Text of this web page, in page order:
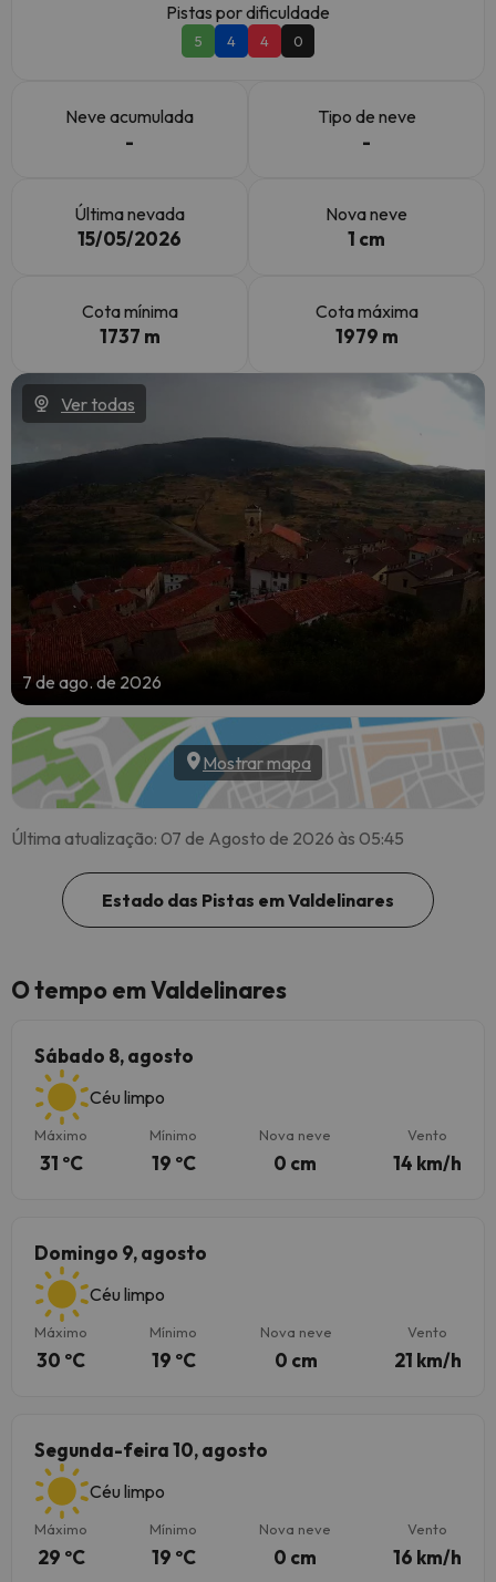
Pistas por dificuldade
5 4 4 0
Neve acumulada
-
Tipo de neve
-
Última nevada
15/05/2026
Nova neve
1 cm
Cota mínima
1737 m
Cota máxima
1979 m
Ver todas
7 de ago. de 2026
Mostrar mapa
Última atualização: 07 de Agosto de 2026 às 05:45
Estado das Pistas em Valdelinares
O tempo em Valdelinares
Sábado 8, agosto
Céu limpo
Máximo
31 ºC
Mínimo
19 ºC
Nova neve
0 cm
Vento
14 km/h
Domingo 9, agosto
Céu limpo
Máximo
30 ºC
Mínimo
19 ºC
Nova neve
0 cm
Vento
21 km/h
Segunda-feira 10, agosto
Céu limpo
Máximo
29 ºC
Mínimo
19 ºC
Nova neve
0 cm
Vento
16 km/h